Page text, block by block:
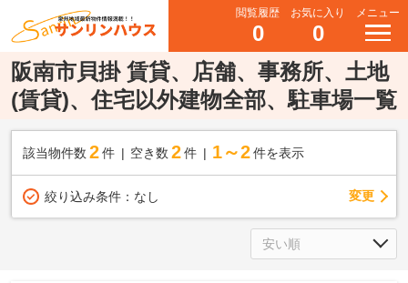
閲覧履歴
0
お気に入り
0
メニュー
阪南市貝掛 賃貸、店舗、事務所、土地
(賃貸)、住宅以外建物全部、駐車場一覧
該当物件数 2件 空き数 2 件 1～2 件を表示
絞り込み条件： なし 変更